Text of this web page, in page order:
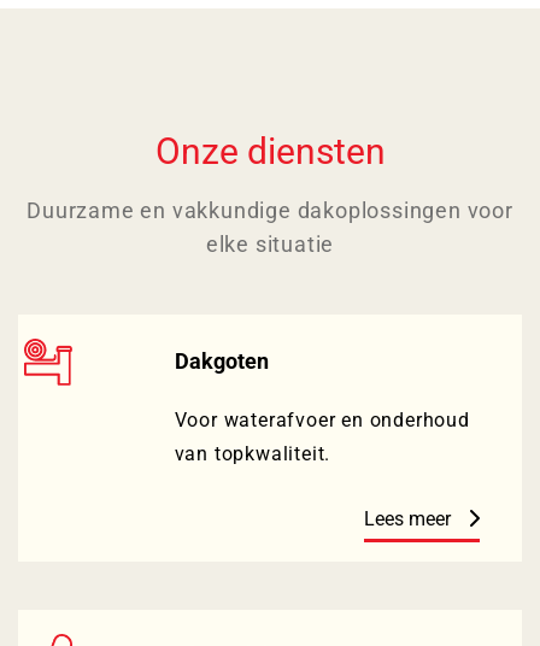
Onze diensten
Duurzame en vakkundige dakoplossingen voor
elke situatie
Dakgoten
Voor waterafvoer en onderhoud
van topkwaliteit.
Lees meer